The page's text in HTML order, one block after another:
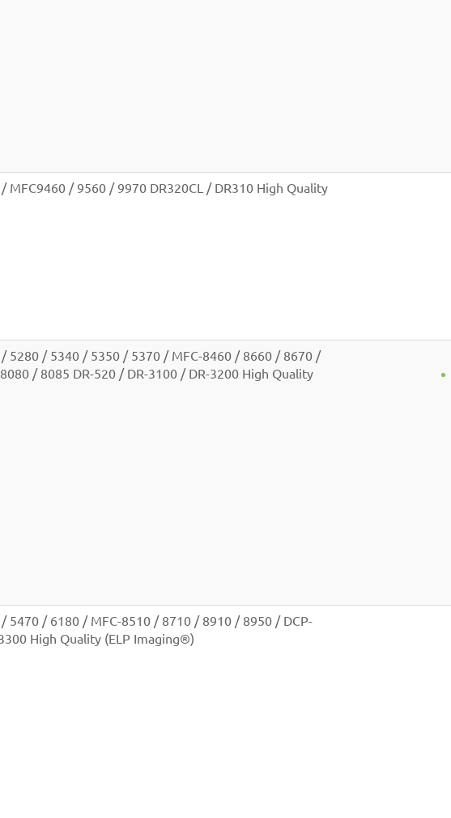
MFC9460 / 9560 / 9970 DR320CL / DR310 High Quality
5280 / 5340 / 5350 / 5370 / MFC-8460 / 8660 / 8670 /
/ 8085 DR-520 / DR-3100 / DR-3200 High Quality
5470 / 6180 / MFC-8510 / 8710 / 8910 / 8950 / DCP-
High Quality (ELP Imaging®)